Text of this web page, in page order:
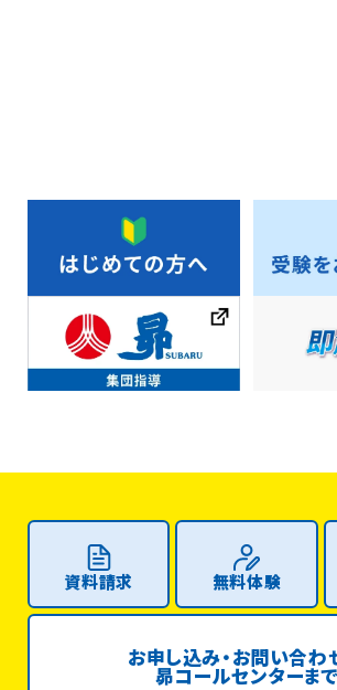
資料請求 無料体験
お申し込み・お問い合わ
昴コールセンターま